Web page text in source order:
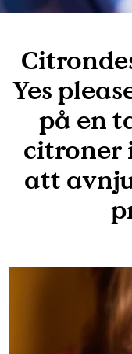
Yes
på en
citroner
att